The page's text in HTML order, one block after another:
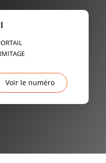
Voir le numéro